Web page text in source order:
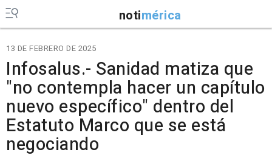
notimérica
13 DE FEBRERO DE 2025
Infosalus.- Sanidad matiza que
"no contempla hacer un capítulo
nuevo específico" dentro del
Estatuto Marco que se está
negociando